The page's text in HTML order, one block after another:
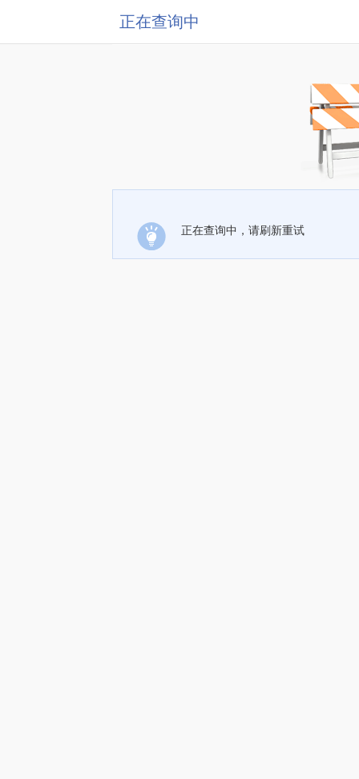
正在查询中
正在查询中，请刷新重试